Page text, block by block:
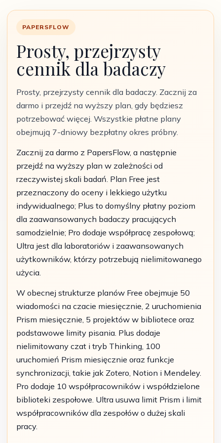
PAPERSFLOW
Prosty, przejrzysty
cennik dla badaczy
Prosty, przejrzysty cennik dla badaczy. Zacznij za
darmo i przejdź na wyższy plan, gdy będziesz
potrzebować więcej. Wszystkie płatne plany
obejmują 7-dniowy bezpłatny okres próbny.
Zacznij za darmo z PapersFlow, a następnie
przejdź na wyższy plan w zależności od
rzeczywistej skali badań. Plan Free jest
przeznaczony do oceny i lekkiego użytku
indywidualnego; Plus to domyślny płatny poziom
dla zaawansowanych badaczy pracujących
samodzielnie; Pro dodaje współpracę zespołową;
Ultra jest dla laboratoriów i zaawansowanych
użytkowników, którzy potrzebują nielimitowanego
użycia.
W obecnej strukturze planów Free obejmuje 50
wiadomości na czacie miesięcznie, 2 uruchomienia
Prism miesięcznie, 5 projektów w bibliotece oraz
podstawowe limity pisania. Plus dodaje
nielimitowany czat i tryb Thinking, 100
uruchomień Prism miesięcznie oraz funkcje
synchronizacji, takie jak Zotero, Notion i Mendeley.
Pro dodaje 10 współpracowników i współdzielone
biblioteki zespołowe. Ultra usuwa limit Prism i limit
współpracowników dla zespołów o dużej skali
pracy.